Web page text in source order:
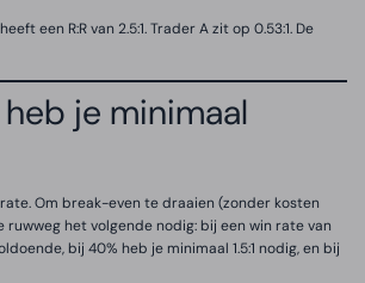
een R:R van 2.5:1. Trader A zit op 0.53:1. De
heb je minimaal
Om break-even te draaien (zonder kosten
ruwweg het volgende nodig: bij een win rate van
bij 40% heb je minimaal 1.5:1 nodig, en bij